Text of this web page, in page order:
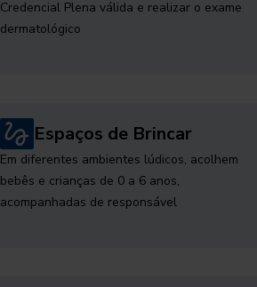
Credencial Plena válida e realizar o exame
dermatológico
Espaços de Brincar
Em diferentes ambientes lúdicos, acolhem
bebês e crianças de 0 a 6 anos,
acompanhadas de responsável